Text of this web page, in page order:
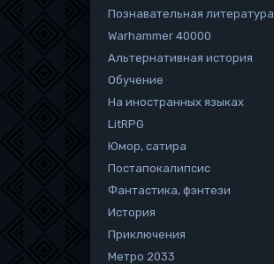
Познавательная литература
Warhammer 40000
Альтернативная история
Обучение
На иностранных языках
LitRPG
Юмор, сатира
Постапокалипсис
Фантастика, фэнтези
История
Приключения
Метро 2033